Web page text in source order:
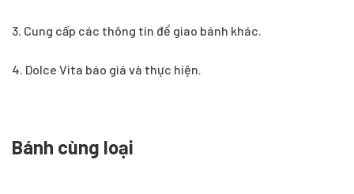
3. Cung cấp các thông tin để giao bánh khác.
4. Dolce Vita báo giá và thực hiện.
Bánh cùng loại